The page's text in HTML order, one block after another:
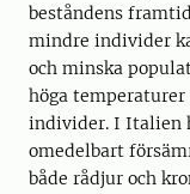
beståndens
mindre individer
och minska
höga
individer. I Italien
omedelbart
både rådjur och